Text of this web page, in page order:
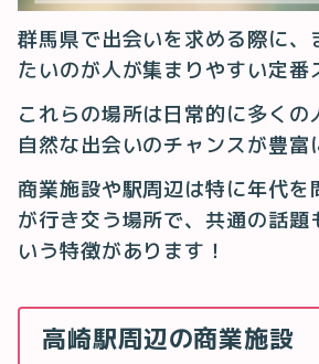
群馬県で出会いを求める際に、
たいのが人が集まりやすい定番
これらの場所は日常的に多くの
自然な出会いのチャンスが豊富
商業施設や駅周辺は特に年代を
が行き交う場所で、共通の話題
いう特徴があります！
高崎駅周辺の商業施設